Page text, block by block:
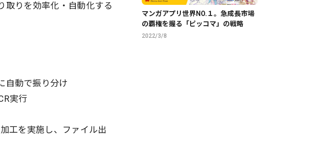
取りを効率化・自動化する
自動で振り分け
実行
工を実施し、ファイル出
マンガアプリ世界NO.１。急成長市場
の覇権を握る「ピッコマ」の戦略
2022/3/8